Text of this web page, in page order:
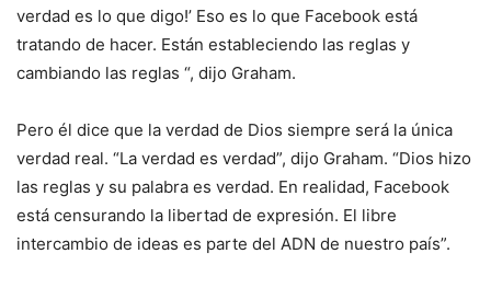
verdad es lo que digo!’ Eso es lo que Facebook está
tratando de hacer. Están estableciendo las reglas y
cambiando las reglas “, dijo Graham.
Pero él dice que la verdad de Dios siempre será la única
verdad real. “La verdad es verdad”, dijo Graham. “Dios hizo
las reglas y su palabra es verdad. En realidad, Facebook
está censurando la libertad de expresión. El libre
intercambio de ideas es parte del ADN de nuestro país”.